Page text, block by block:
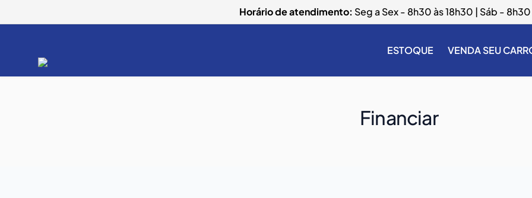
Horário de atendimento: Seg a Sex - 8h30 às 18h30 | Sáb - 8h30
ESTOQUE VENDA SEU
Financiar